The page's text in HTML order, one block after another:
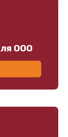
ООО